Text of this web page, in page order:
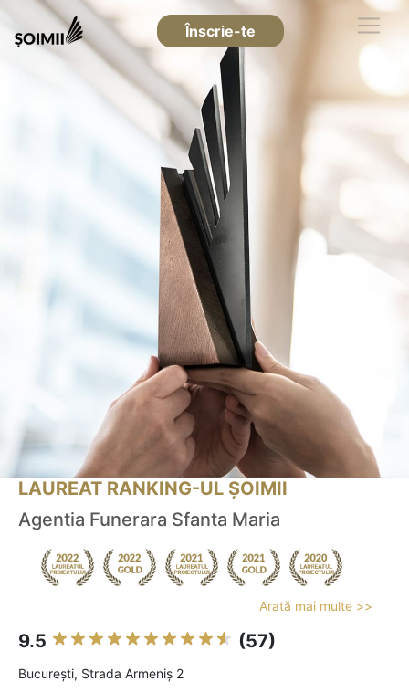
Înscrie-te
LAUREAT RANKING-UL ȘOIMII
Agentia Funerara Sfanta Maria
Arată mai multe >>
9.5 (57)
Bucureşti, Strada Armeniș 2